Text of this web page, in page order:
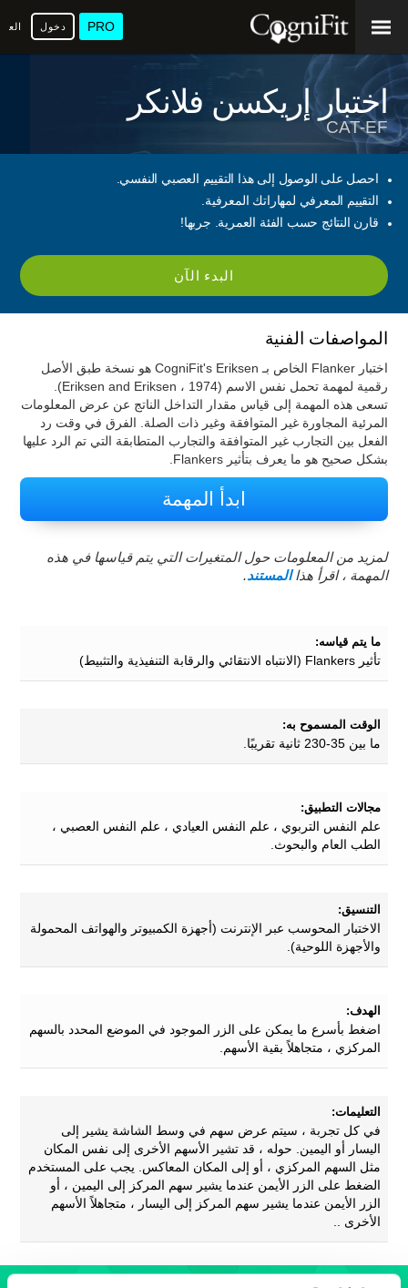
PRO دخول
اختبار إريكسن فلانكر
CAT-EF
احصل على الوصول إلى هذا التقييم العصبي النفسي.
التقييم المعرفي لمهاراتك المعرفية.
قارن النتائج حسب الفئة العمرية. جربها!
البدء الآن
المواصفات الفنية
اختبار Flanker الخاص بـ CogniFit's Eriksen هو نسخة طبق الأصل
رقمية لمهمة تحمل نفس الاسم (Eriksen and Eriksen ، 1974).
تسعى هذه المهمة إلى قياس مقدار التداخل الناتج عن عرض المعلومات
المرئية المجاورة غير المتوافقة وغير ذات الصلة. الفرق في وقت رد
الفعل بين التجارب غير المتوافقة والتجارب المتطابقة التي تم الرد عليها
بشكل صحيح هو ما يعرف بتأثير Flankers.
ابدأ المهمة
لمزيد من المعلومات حول المتغيرات التي يتم قياسها في هذه
المهمة ، اقرأ هذاالمستند.
ما يتم قياسه:
تأثير Flankers (الانتباه الانتقائي والرقابة التنفيذية والتثبيط)
الوقت المسموح به:
ما بين 35-230 ثانية تقريبًا.
مجالات التطبيق:
علم النفس التربوي ، علم النفس العيادي ، علم النفس العصبي ،
الطب العام والبحوث.
التنسيق:
الاختبار المحوسب عبر الإنترنت (أجهزة الكمبيوتر والهواتف المحمولة
والأجهزة اللوحية).
الهدف:
اضغط بأسرع ما يمكن على الزر الموجود في الموضع المحدد بالسهم
المركزي ، متجاهلاً بقية الأسهم.
التعليمات:
في كل تجربة ، سيتم عرض سهم في وسط الشاشة يشير إلى
اليسار أو اليمين. حوله ، قد تشير الأسهم الأخرى إلى نفس المكان
مثل السهم المركزي ، أو إلى المكان المعاكس. يجب على المستخدم
الضغط على الزر الأيمن عندما يشير سهم المركز إلى اليمين ، أو
الزر الأيمن عندما يشير سهم المركز إلى اليسار ، متجاهلاً الأسهم
الأخرى ..